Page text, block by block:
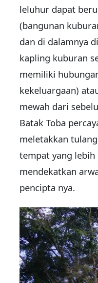
leluhur dapat
(bangunan
dan di dalamnya
kapling kuburan
memiliki
kekeluargaan)
mewah dari
Batak Toba
meletakkan
tempat yang
mendekatkan
pencipta nya.